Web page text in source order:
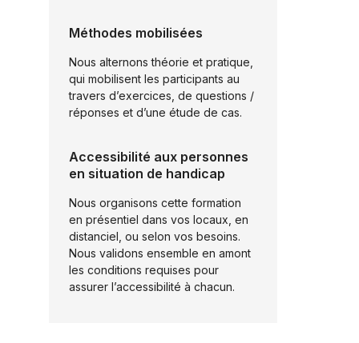
t
*
Méthodes mobilisées
Nous alternons théorie et pratique,
qui mobilisent les participants au
travers d’exercices, de questions /
réponses et d’une étude de cas.
Accessibilité aux personnes
en situation de handicap
Nous organisons cette formation
en présentiel dans vos locaux, en
distanciel, ou selon vos besoins.
Nous validons ensemble en amont
les conditions requises pour
assurer l’accessibilité à chacun.